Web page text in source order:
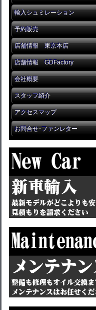
輸入シュミレーション
予約販売
店舗情報 東京本店
店舗情報 GDFactory
会社概要
スタッフ紹介
アクセスマップ
お問合せ･ファンレター